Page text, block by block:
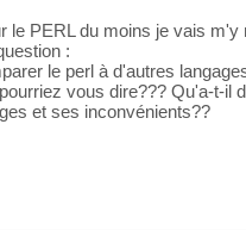
le PERL du moins je vais m'y
:
le perl à d'autres
vous dire??? Qu'a-t-il
et ses inconvénients??